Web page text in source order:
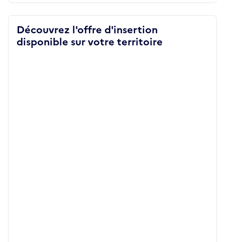
Découvrez l'offre d'insertion
disponible sur votre territoire